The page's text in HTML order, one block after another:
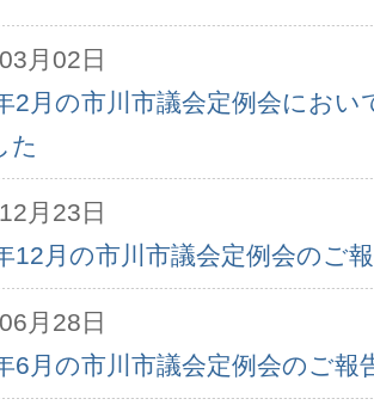
月02日
2月の市川市議会定例会におい
た
月23日
12月の市川市議会定例会のご
月28日
6月の市川市議会定例会のご報